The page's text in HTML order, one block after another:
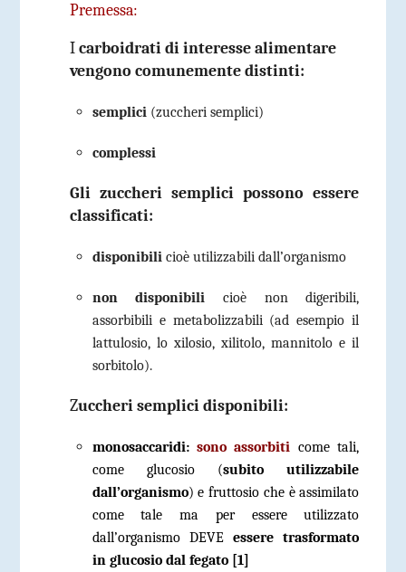
Premessa:
Icarboidrati di interesse alimentare
vengono comunemente distinti:
semplici(zuccheri semplici)
complessi
Gli zuccheri semplici possono essere
classificati:
disponibili cioè utilizzabili dall’organismo
non disponibili cioè non digeribili,
assorbibili e metabolizzabili (ad esempio il
lattulosio, lo xilosio, xilitolo, mannitolo e il
sorbitolo).
Zuccheri semplici disponibili:
monosaccaridi: sono assorbiti come tali,
come glucosio (subito utilizzabile
dall’organismo) e fruttosio che èassimilato
come tale ma per essere utilizzato
dall’organismo DEVEessere trasformato
in glucosio dal fegato [1]